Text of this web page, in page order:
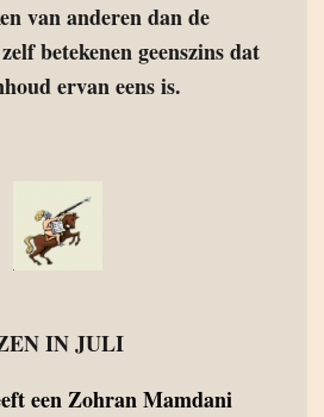
van anderen dan de
betekenen geenszins dat
ervan eens is.
IN JULI
een Zohran Mamdani